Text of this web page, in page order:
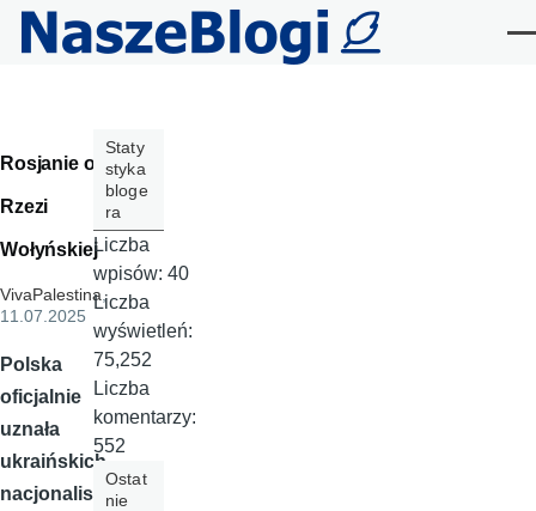
Przejdź do treści
Rosjanie o
Rzezi
Wołyńskiej
VivaPalestina,
11.07.2025
Polska
oficjalnie
uznała
ukraińskich
nacjonalist
Staty
styka
bloge
ra
Liczba
wpisów: 40
Liczba
wyświetleń:
75,252
Liczba
komentarzy:
552
Ostat
nie